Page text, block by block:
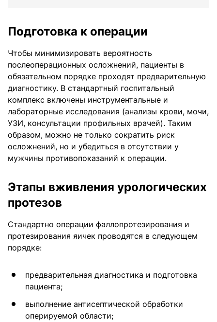
Подготовка к операции
Чтобы минимизировать вероятность
послеоперационных осложнений, пациенты в
обязательном порядке проходят предварительную
диагностику. В стандартный госпитальный
комплекс включены инструментальные и
лабораторные исследования (анализы крови, мочи,
УЗИ, консультации профильных врачей). Таким
образом, можно не только сократить риск
осложнений, но и убедиться в отсутствии у
мужчины противопоказаний к операции.
Этапы вживления урологических
протезов
Стандартно операции фаллопротезирования и
протезирования яичек проводятся в следующем
порядке:
предварительная диагностика и подготовка
пациента;
выполнение антисептической обработки
оперируемой области;